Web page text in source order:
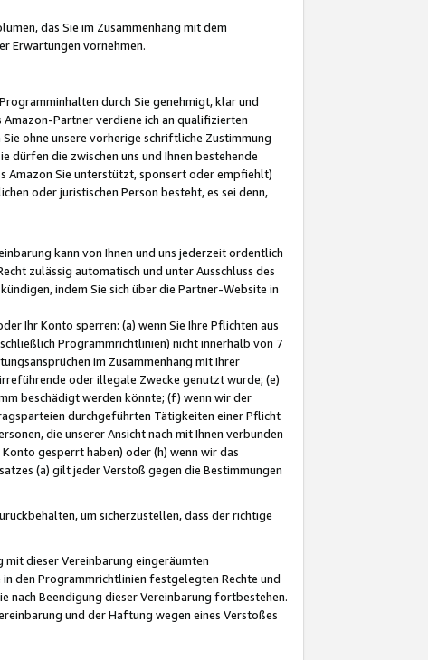
das Sie im Zusammenhang mit dem
Erwartungen vornehmen.
durch Sie genehmigt, klar und
Amazon-Partner verdiene ich an qualifizierten
ohne unsere vorherige schriftliche Zustimmung
dürfen die zwischen uns und Ihnen bestehende
Amazon Sie unterstützt, sponsert oder empfiehlt)
oder juristischen Person besteht, es sei denn,
kann von Ihnen und uns jederzeit ordentlich
zulässig automatisch und unter Ausschluss des
indem Sie sich über die Partner-Website in
Ihr Konto sperren: (a) wenn Sie Ihre Pflichten aus
Programmrichtlinien) nicht innerhalb von 7
im Zusammenhang mit Ihrer
oder illegale Zwecke genutzt wurde; (e)
beschädigt werden könnte; (f) wenn wir der
durchgeführten Tätigkeiten einer Pflicht
die unserer Ansicht nach mit Ihnen verbunden
gesperrt haben) oder (h) wenn wir das
(a) gilt jeder Verstoß gegen die Bestimmungen
um sicherzustellen, dass der richtige
mit dieser Vereinbarung eingeräumten
den Programmrichtlinien festgelegten Rechte und
nach Beendigung dieser Vereinbarung fortbestehen.
und der Haftung wegen eines Verstoßes